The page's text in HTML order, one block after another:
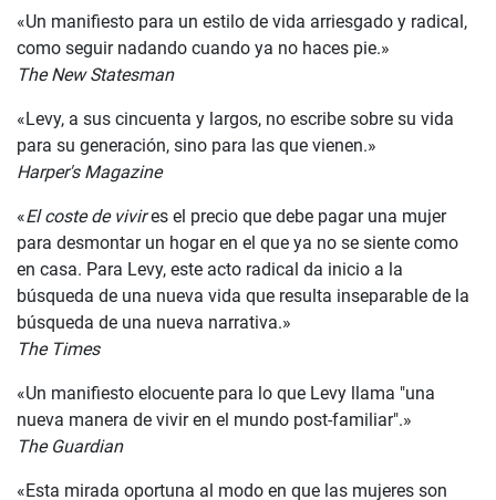
«Un manifiesto para un estilo de vida arriesgado y radical,
como seguir nadando cuando ya no haces pie.»
The New Statesman
«Levy, a sus cincuenta y largos, no escribe sobre su vida
para su generación, sino para las que vienen.»
Harper's Magazine
«El coste de vivires el precio que debe pagar una mujer
para desmontar un hogar en el que ya no se siente como
en casa. Para Levy, este acto radical da inicio a la
búsqueda de una nueva vida que resulta inseparable de la
búsqueda de una nueva narrativa.»
The Times
«Un manifiesto elocuente para lo que Levy llama "una
nueva manera de vivir en el mundo post-familiar".»
The Guardian
«Esta mirada oportuna al modo en que las mujeres son